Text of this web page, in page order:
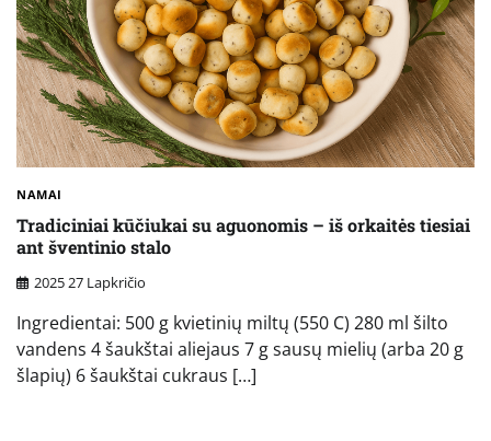
NAMAI
Tradiciniai kūčiukai su aguonomis – iš orkaitės tiesiai
ant šventinio stalo
2025 27 Lapkričio
Ingredientai: 500 g kvietinių miltų (550 C) 280 ml šilto
vandens 4 šaukštai aliejaus 7 g sausų mielių (arba 20 g
šlapių) 6 šaukštai cukraus […]